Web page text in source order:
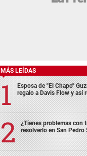
MÁS LEÍDAS
Esposa de "El Chapo"
regalo a Davis Flow y así
¿Tienes problemas con
resolverlo en San Pedro